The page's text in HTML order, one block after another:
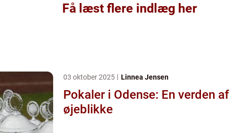
Få læst flere indlæg her
03 oktober 2025 Linnea Jensen
Pokaler i Odense: En verden af
øjeblikke